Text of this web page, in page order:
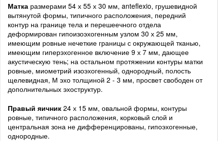
Матка размерами 54 х 55 х 30 мм, anteflexio, грушевидной
вытянутой формы, типичного расположения, передний
контур на границе тела и перешеечного отдела
деформирован гипоизоэхогенным узлом 30 х 25 мм,
имеющим ровные нечеткие границы с окружающей тканью,
имеющим гиперэхогенное включение 9 х 7 мм, дающее
акустическую тень; на остальном протяжении контуры матки
ровные, миометрий изоэхогенный, однородный, полость
щелевидная, М эхо толщиной 2 - 3 мм, просвет свободен от
дополнительных эхоструктур.
Правый яичник 24 х 15 мм, овальной формы, контуры
ровные, типичного расположения, корковый слой и
центральная зона не дифференцированы, гипоэхогенные,
однородные.